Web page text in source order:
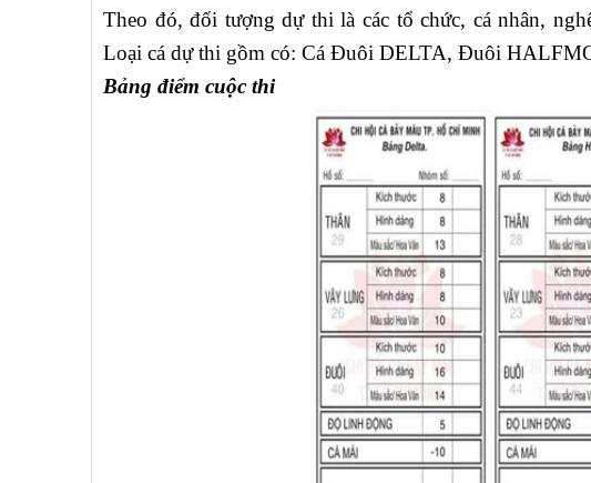
Theo đó, đối tượng dự thi là các tổ chức, cá nhân,
Loại cá dự thi gồm có: Cá Đuôi DELTA, Đuôi
Bảng điểm cuộc thi